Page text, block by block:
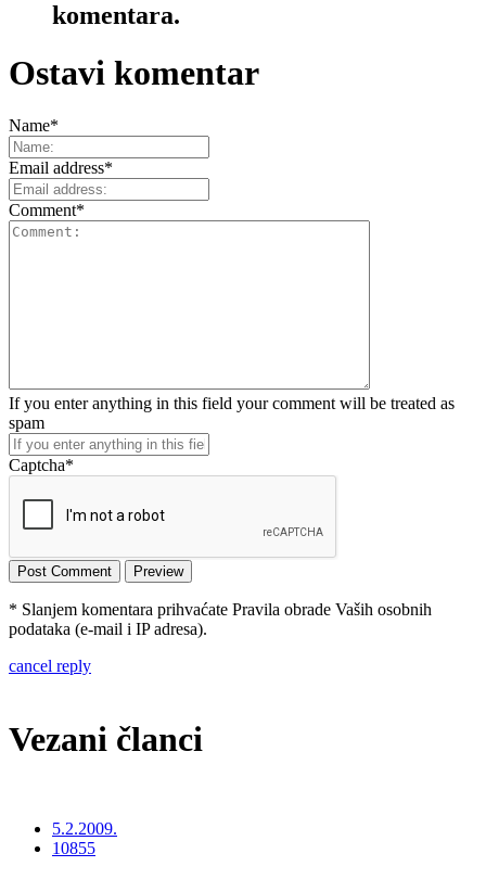
komentara.
Ostavi komentar
Name*
Email address*
Comment*
If you enter anything in this field your comment will be treated as
spam
Captcha*
* Slanjem komentara prihvaćate Pravila obrade Vaših osobnih
podataka (e-mail i IP adresa).
cancel reply
Vezani članci
5.2.2009.
10855